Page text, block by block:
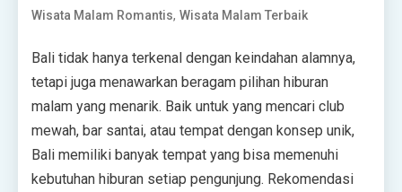
Wisata Malam Romantis,Wisata Malam Terbaik
Bali tidak hanya terkenal dengan keindahan alamnya,
tetapi juga menawarkan beragam pilihan hiburan
malam yang menarik. Baik untuk yang mencari club
mewah, bar santai, atau tempat dengan konsep unik,
Bali memiliki banyak tempat yang bisa memenuhi
kebutuhan hiburan setiap pengunjung. Rekomendasi